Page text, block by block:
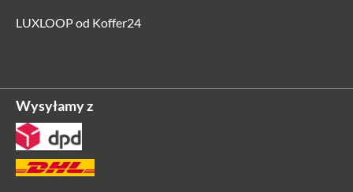
LUXLOOP od Koffer24
Wysyłamy z